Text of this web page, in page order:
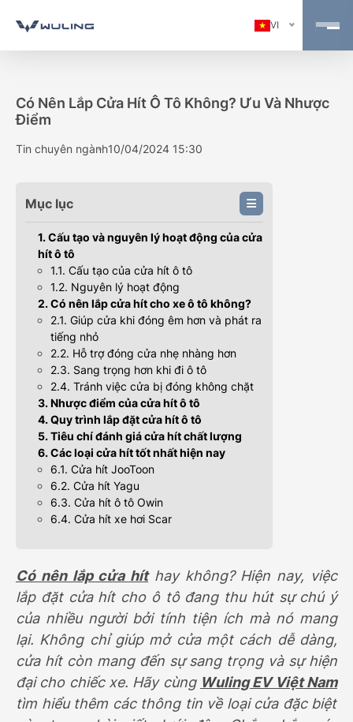
VI
Có Nên Lắp Cửa Hít Ô Tô Không? Ưu Và Nhược
Điểm
Tin chuyên ngành10/04/2024 15:30
Mục lục
1. Cấu tạo và nguyên lý hoạt động của cửa
hít ô tô
1.1. Cấu tạo của cửa hít ô tô
1.2. Nguyên lý hoạt động
2. Có nên lắp cửa hít cho xe ô tô không?
2.1. Giúp cửa khi đóng êm hơn và phát ra
tiếng nhỏ
2.2. Hỗ trợ đóng cửa nhẹ nhàng hơn
2.3. Sang trọng hơn khi đi ô tô
2.4. Tránh việc cửa bị đóng không chặt
3. Nhược điểm của cửa hít ô tô
4. Quy trình lắp đặt cửa hít ô tô
5. Tiêu chí đánh giá cửa hít chất lượng
6. Các loại cửa hít tốt nhất hiện nay
6.1. Cửa hít JooToon
6.2. Cửa hít Yagu
6.3. Cửa hít ô tô Owin
6.4. Cửa hít xe hơi Scar
Có nên lắp cửa híthay không? Hiện nay, việc
lắp đặt cửa hít cho ô tô đang thu hút sự chú ý
của nhiều người bởi tính tiện ích mà nó mang
lại. Không chỉ giúp mở cửa một cách dễ dàng,
cửa hít còn mang đến sự sang trọng và sự hiện
đại cho chiếc xe. Hãy cùng Wuling EV Việt Nam
tìm hiểu thêm các thông tin về loại cửa đặc biệt